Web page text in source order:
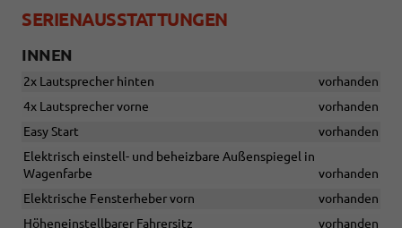
SERIENAUSSTATTUNGEN
INNEN
2x Lautsprecher hinten
vorhanden
4x Lautsprecher vorne
vorhanden
Easy Start
vorhanden
Elektrisch einstell- und beheizbare Außenspiegel in
Wagenfarbe
vorhanden
Elektrische Fensterheber vorn
vorhanden
Höheneinstellbarer Fahrersitz
vorhanden